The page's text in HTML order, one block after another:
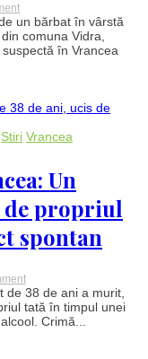
on
Moarte
suspectă
Vrancea:
de
găsit
fără
răni
pe
corp,
în
propria
locuință
un bărbat în vârstă
comuna Vidra,
în Vrancea
Stiri Vrancea
Un
de propriul
spontan
on
Crimă
în
familie,
în
de 38 de ani a murit,
tată în timpul unei
Crimă...